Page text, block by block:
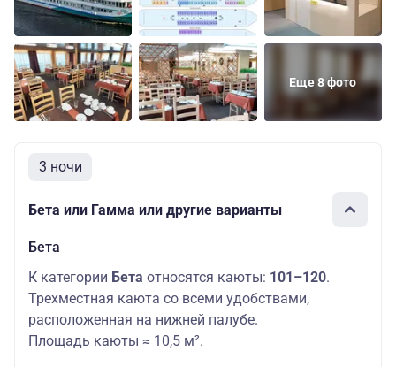
Еще 8 фото
3 ночи
Бета или Гамма или другие варианты
Бета
К категории Бета относятся каюты: 101–120.
Трехместная каюта со всеми удобствами,
расположенная на нижней палубе.
Площадь каюты ≈ 10,5 м².